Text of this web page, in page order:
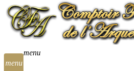
menu
menu